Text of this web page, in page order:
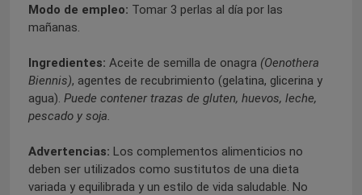
Modo de empleo: Tomar 3 perlas al día por las
mañanas.
Ingredientes: Aceite de semilla de onagra (Oenothera
Biennis), agentes de recubrimiento (gelatina, glicerina y
agua). Puede contener trazas de gluten, huevos, leche,
pescado y soja.
Advertencias: Los complementos alimenticios no
deben ser utilizados como sustitutos de una dieta
variada y equilibrada y un estilo de vida saludable. No